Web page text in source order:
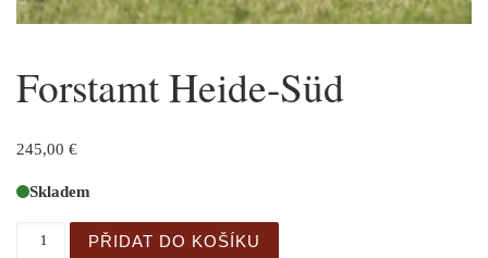
Forstamt Heide-Süd
245,00 €
Skladem
Forstamt Heide-Süd množství
PŘIDAT DO KOŠÍKU